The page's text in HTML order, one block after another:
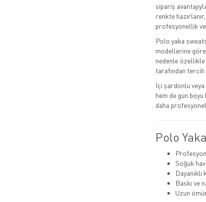
sipariş
renkte
profesyonellik ve
Polo yaka
modellerine
nedenle
tarafından tercih
İçi şardonlu
hem de gün
daha
Polo
Soğuk
Dayanıklı
Baskı ve
Uzun